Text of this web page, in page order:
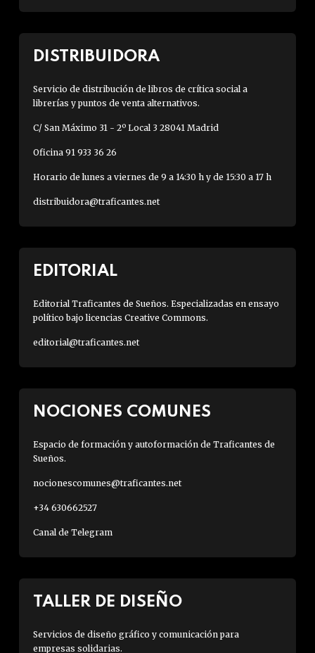
DISTRIBUIDORA
Servicio de distribución de libros de crítica social a
librerías y puntos de venta alternativos.
C/ San Máximo 31 - 2º Local 3 28041 Madrid
Oficina 91 933 36 26
Horario de lunes a viernes de 9 a 14:30 h y de 15:30 a 17 h
distribuidora@traficantes.net
EDITORIAL
Editorial Traficantes de Sueños. Especializadas en ensayo
político bajo licencias Creative Commons.
editorial@traficantes.net
NOCIONES COMUNES
Espacio de formación y autoformación de Traficantes de
Sueños.
nocionescomunes@traficantes.net
+34 630662527
Canal de Telegram
TALLER DE DISEÑO
Servicios de diseño gráfico y comunicación para
empresas solidarias.